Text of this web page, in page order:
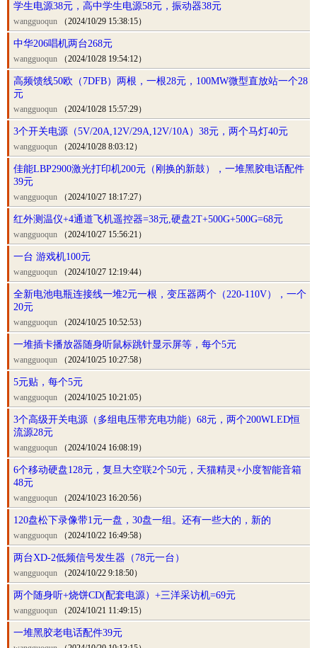
学生电源38元，高中学生电源58元，振动器38元
wangguoqun （2024/10/29 15:38:15）
中华206唱机两台268元
wangguoqun （2024/10/28 19:54:12）
高频馈线50欧（7DFB）两根，一根28元，100MW微型直放站一个28
元
wangguoqun （2024/10/28 15:57:29）
3个开关电源（5V/20A,12V/29A,12V/10A）38元，两个马灯40元
wangguoqun （2024/10/28 8:03:12）
佳能LBP2900激光打印机200元（刚换的新鼓），一堆黑胶电话配件
39元
wangguoqun （2024/10/27 18:17:27）
红外测温仪+4通道飞机遥控器=38元,硬盘2T+500G+500G=68元
wangguoqun （2024/10/27 15:56:21）
一台 游戏机100元
wangguoqun （2024/10/27 12:19:44）
全新电池电瓶连接线一堆2元一根，变压器两个（220-110V），一个
20元
wangguoqun （2024/10/25 10:52:53）
一堆插卡播放器随身听鼠标跳针显示屏等，每个5元
wangguoqun （2024/10/25 10:27:58）
5元贴，每个5元
wangguoqun （2024/10/25 10:21:05）
3个高级开关电源（多组电压带充电功能）68元，两个200WLED恒
流源28元
wangguoqun （2024/10/24 16:08:19）
6个移动硬盘128元，复旦大空联2个50元，天猫精灵+小度智能音箱
48元
wangguoqun （2024/10/23 16:20:56）
120盘松下录像带1元一盘，30盘一组。还有一些大的，新的
wangguoqun （2024/10/22 16:49:58）
两台XD-2低频信号发生器（78元一台）
wangguoqun （2024/10/22 9:18:50）
两个随身听+烧饼CD(配套电源）+三洋采访机=69元
wangguoqun （2024/10/21 11:49:15）
一堆黑胶老电话配件39元